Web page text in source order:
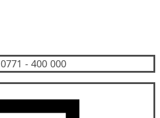
0771 - 400 000